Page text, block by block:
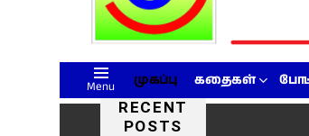
Menu முகப்பு கதைகள்
RECENT
POSTS